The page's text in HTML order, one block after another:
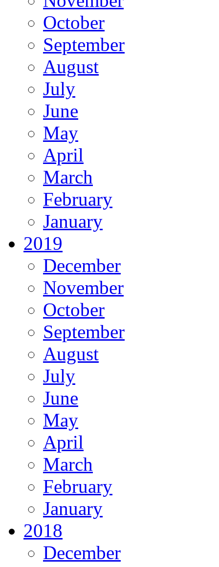
October
September
August
July
June
May
April
March
February
January
2019
December
November
October
September
August
July
June
May
April
March
February
January
2018
December